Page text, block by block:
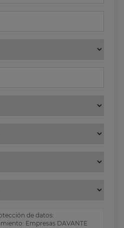
de datos:
Empresas DAVANTE